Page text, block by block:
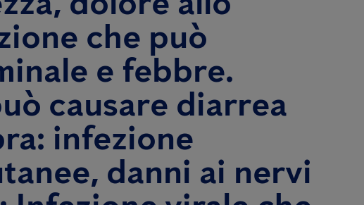
che può
e febbre.
causare diarrea
infezione
danni ai nervi